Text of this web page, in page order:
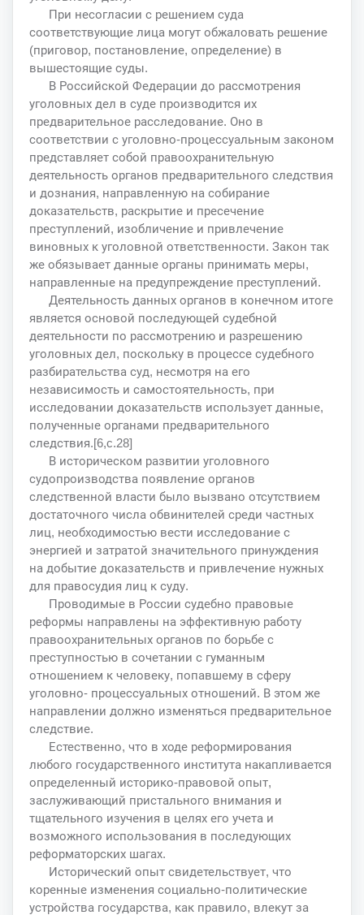
При несогласии с решением суда
соответствующие лица могут обжаловать решение
(приговор, постановление, определение) в
вышестоящие суды.
В Российской Федерации до рассмотрения
уголовных дел в суде производится их
предварительное расследование. Оно в
соответствии с уголовно-процессуальным законом
представляет собой правоохранительную
деятельность органов предварительного следствия
и дознания, направленную на собирание
доказательств, раскрытие и пресечение
преступлений, изобличение и привлечение
виновных к уголовной ответственности. Закон так
же обязывает данные органы принимать меры,
направленные на предупреждение преступлений.
Деятельность данных органов в конечном итоге
является основой последующей судебной
деятельности по рассмотрению и разрешению
уголовных дел, поскольку в процессе судебного
разбирательства суд, несмотря на его
независимость и самостоятельность, при
исследовании доказательств использует данные,
полученные органами предварительного
следствия.[6,c.28]
В историческом развитии уголовного
судопроизводства появление органов
следственной власти было вызвано отсутствием
достаточного числа обвинителей среди частных
лиц, необходимостью вести исследование с
энергией и затратой значительного принуждения
на добытие доказательств и привлечение нужных
для правосудия лиц к суду.
Проводимые в России судебно правовые
реформы направлены на эффективную работу
правоохранительных органов по борьбе с
преступностью в сочетании с гуманным
отношением к человеку, попавшему в сферу
уголовно- процессуальных отношений. В этом же
направлении должно изменяться предварительное
следствие.
Естественно, что в ходе реформирования
любого государственного института накапливается
определенный историко-правовой опыт,
заслуживающий пристального внимания и
тщательного изучения в целях его учета и
возможного использования в последующих
реформаторских шагах.
Исторический опыт свидетельствует, что
коренные изменения социально-политические
устройства государства, как правило, влекут за